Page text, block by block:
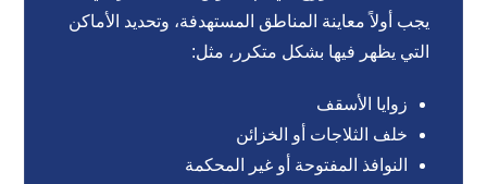
يجب أولاً معاينة المناطق المستهدفة، وتحديد الأماكن
التي يظهر فيها بشكل متكرر، مثل:
زوايا الأسقف
خلف الثلاجات أو الخزائن
النوافذ المفتوحة أو غير المحكمة